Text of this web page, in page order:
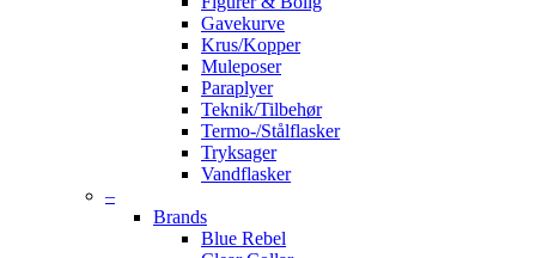
Gavekurve
Krus/Kopper
Muleposer
Paraplyer
Teknik/Tilbehør
Termo-/Stålflasker
Tryksager
Vandflasker
–
Brands
Blue Rebel